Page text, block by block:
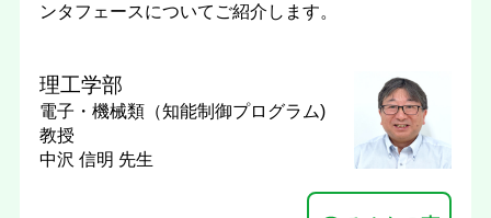
ンタフェースについてご紹介します。
理工学部
電子・機械類（知能制御プログラム)
教授
中沢 信明 先生